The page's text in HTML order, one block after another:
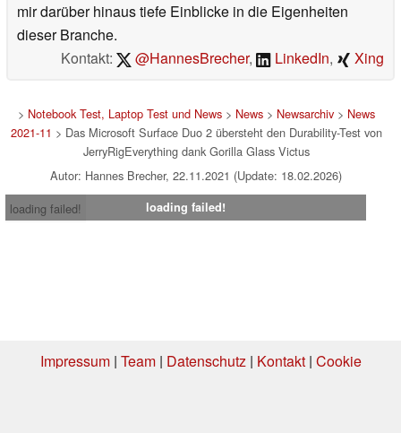
mir darüber hinaus tiefe Einblicke in die Eigenheiten
dieser Branche.
Kontakt:
@HannesBrecher, LinkedIn, Xing
> Notebook Test, Laptop Test und News> News> Newsarchiv> News
2021-11 > Das Microsoft Surface Duo 2 übersteht den Durability-Test von
JerryRigEverything dank Gorilla Glass Victus
Autor: Hannes Brecher, 22.11.2021 (Update: 18.02.2026)
loading failed!
loading failed!
Impressum| Team| Datenschutz| Kontakt| Cookie